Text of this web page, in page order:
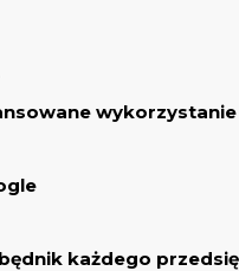
wykorzystanie
każdego